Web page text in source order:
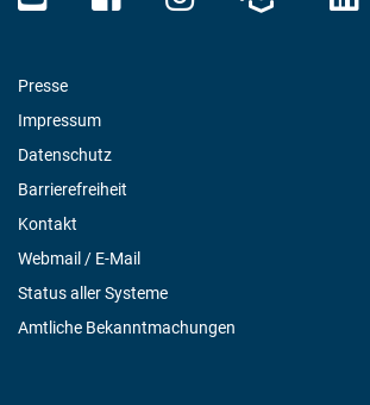
Presse
Impressum
Datenschutz
Barrierefreiheit
Kontakt
Webmail / E-Mail
Status aller Systeme
Amtliche Bekanntmachungen